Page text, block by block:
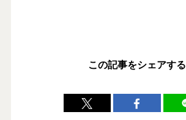
この記事をシェアする